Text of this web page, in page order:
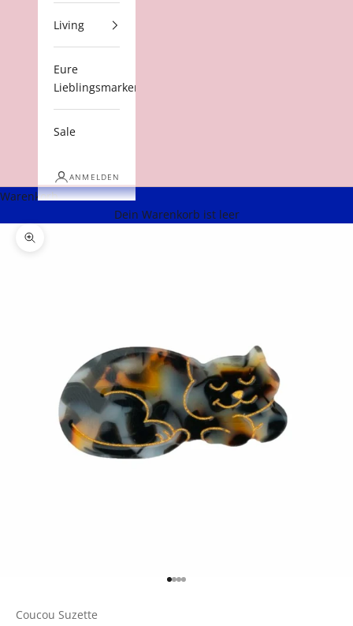
Living
Eure
Lieblingsmarken
Sale
ANMELDEN
Warenkorb
Dein Warenkorb ist leer
Bild vergrößern
Gehe zu Element 1
Gehe zu Element 2
Gehe zu Element 3
Gehe zu Element 4
Coucou Suzette